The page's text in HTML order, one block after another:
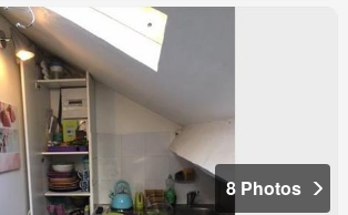
8 Photos